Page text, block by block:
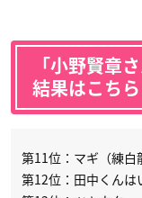
「小野賢章
結果はこちら
第11位：マギ（練白
第12位：田中くんは